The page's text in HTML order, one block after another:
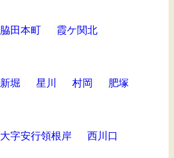
脇田本町 霞ケ関北
新堀 星川 村岡 肥塚
大字安行領根岸 西川口